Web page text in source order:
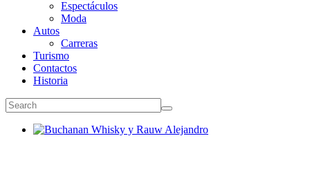
Espectáculos
Moda
Autos
Carreras
Turismo
Contactos
Historia